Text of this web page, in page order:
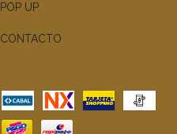
POP UP
CONTACTO